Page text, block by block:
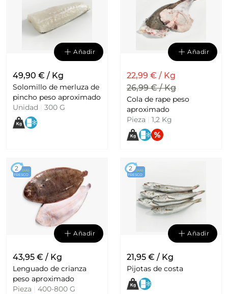
Añadir
49,90 € / Kg
Solomillo de merluza de
pincho peso aproximado
Unidad
300 G
Añadir
22,99 € / Kg
26,99 € / Kg
Cola de rape peso
aproximado
Pieza
1,2 Kg
2 DÍAS
FRESCO
Añadir
43,95 € / Kg
Lenguado de crianza
peso aproximado
Pieza
400-800 G
2 DÍAS
FRESCO
Añadir
21,95 € / Kg
Pijotas de costa